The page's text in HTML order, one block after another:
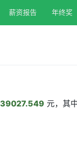
薪资报告 年终奖
39027.549 元，其